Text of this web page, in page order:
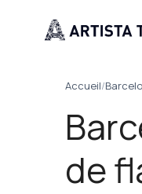
Accueil/
de